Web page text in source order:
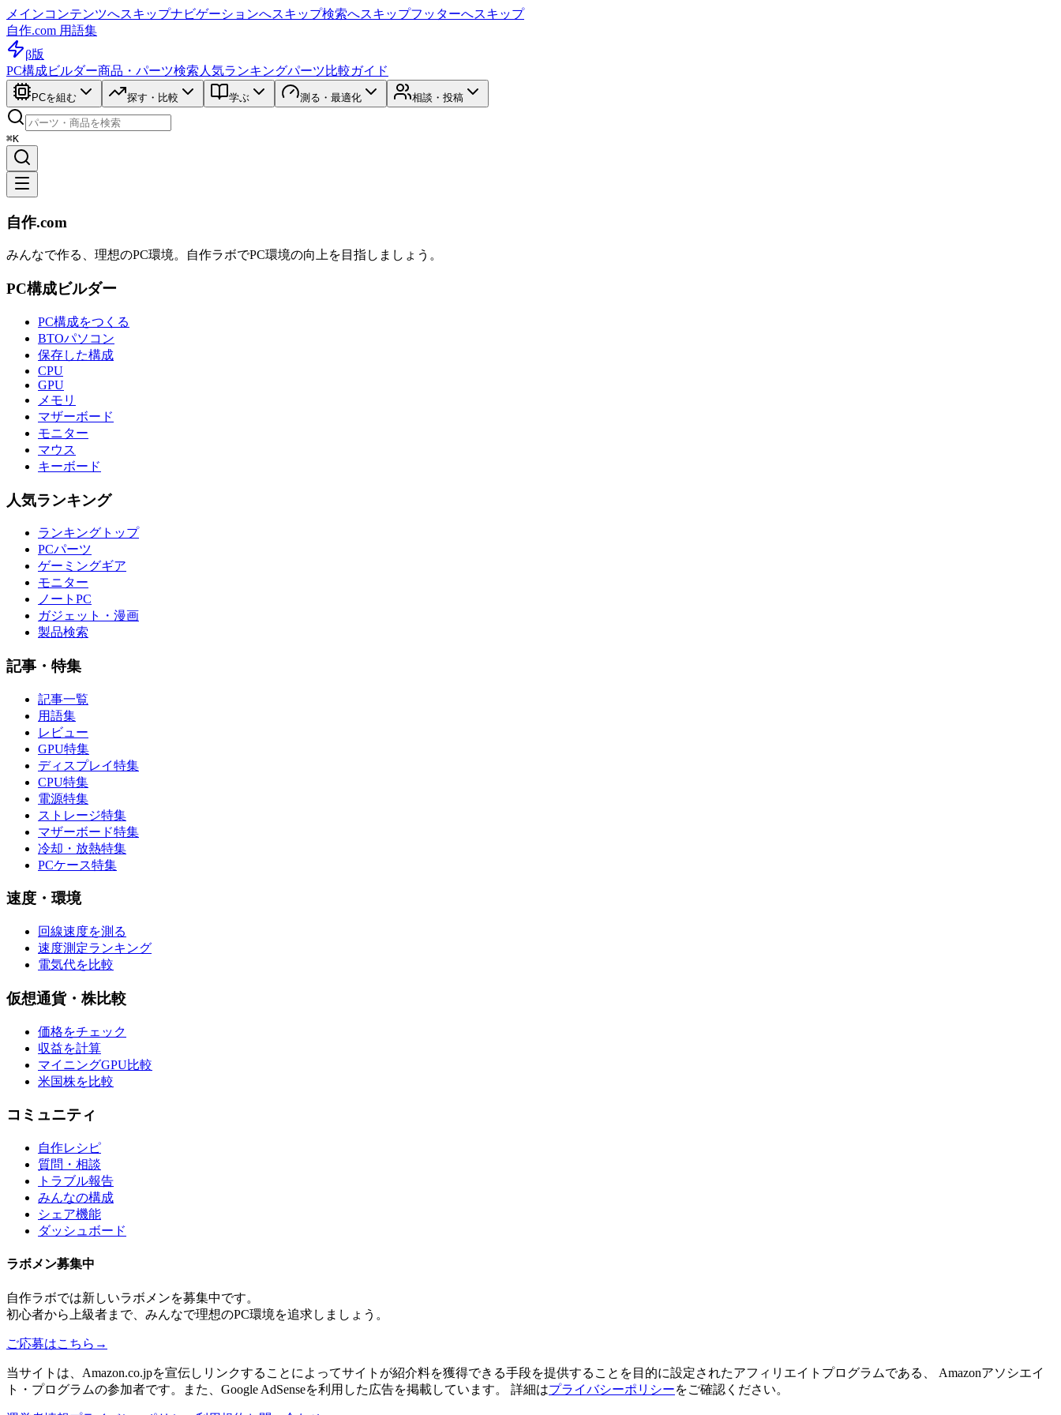
メインコンテンツへスキップナビゲーションへスキップ検索へスキップフッターへスキップ
自作.com 用語集
β版
PC構成ビルダー商品・パーツ検索 人気ランキングパーツ比較ガイド
PCを組む 探す・比較 学ぶ 測る・最適化 相談・投稿
⌘K
自作.com
みんなで作る、理想のPC環境。 自作ラボでPC環境の向上を目指しましょう。
PC構成ビルダー
PC構成をつくる
BTOパソコン
保存した構成
CPU
GPU
メモリ
マザーボード
モニター
マウス
キーボード
人気ランキング
ランキングトップ
PCパーツ
ゲーミングギア
モニター
ノートPC
ガジェット・漫画
製品検索
記事・特集
記事一覧
用語集
レビュー
GPU特集
ディスプレイ特集
CPU特集
電源特集
ストレージ特集
マザーボード特集
冷却・放熱特集
PCケース特集
速度・環境
回線速度を測る
速度測定ランキング
電気代を比較
仮想通貨・株比較
価格をチェック
収益を計算
マイニングGPU比較
米国株を比較
コミュニティ
自作レシピ
質問・相談
トラブル報告
みんなの構成
シェア機能
ダッシュボード
ラボメン募集中
自作ラボでは新しいラボメンを募集中です。
初心者から上級者まで、みんなで理想のPC環境を追求しましょう。
ご応募はこちら →
当サイトは、Amazon.co.jpを宣伝しリンクすることによってサイトが紹介料を獲得できる手段を提供することを目的に設定されたアフィリエイトプログラムである、 Amazonアソシエイ
ト・プログラムの参加者です。また、Google AdSenseを利用した広告を掲載しています。 詳細はプライバシーポリシーをご確認ください。